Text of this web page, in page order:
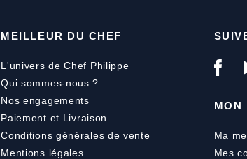
MEILLEUR DU CHEF
L'univers de Chef Philippe
Qui sommes-nous ?
Nos engagements
Paiement et Livraison
Conditions générales de vente
Mentions légales
MON
Ma
Mes